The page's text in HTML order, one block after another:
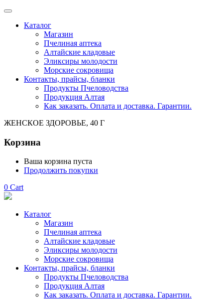
Каталог
Магазин
Пчелиная аптека
Алтайские кладовые
Эликсиры молодости
Морские сокровища
Контакты, прайсы, бланки
Продукты Пчеловодства
Продукция Алтая
Как заказать. Оплата и доставка. Гарантии.
ЖЕНСКОЕ ЗДОРОВЬЕ, 40 Г
Корзина
Ваша корзина пуста
Продолжить покупки
0 Cart
Каталог
Магазин
Пчелиная аптека
Алтайские кладовые
Эликсиры молодости
Морские сокровища
Контакты, прайсы, бланки
Продукты Пчеловодства
Продукция Алтая
Как заказать. Оплата и доставка. Гарантии.